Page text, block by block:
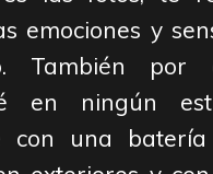
emociones y
También
en ningún
con una batería